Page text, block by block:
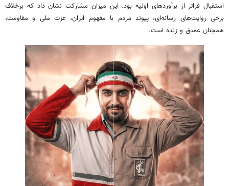
استقبال فراتر از برآوردهای اولیه بود. این میزان مشارکت نشان داد که برخلاف
برخی روایت‌های رسانه‌ای، پیوند مردم با مفهوم ایران، عزت ملی و مقاومت،
همچنان عمیق و زنده است.